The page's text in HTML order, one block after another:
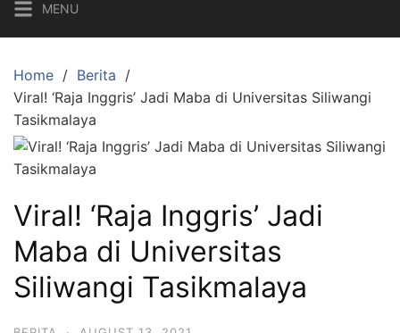
MENU
Home
Berita
Viral! ‘Raja Inggris’ Jadi Maba di Universitas Siliwangi
Tasikmalaya
Viral! ‘Raja Inggris’ Jadi
Maba di Universitas
Siliwangi Tasikmalaya